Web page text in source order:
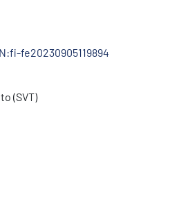
fe20230905119894
(SVT)